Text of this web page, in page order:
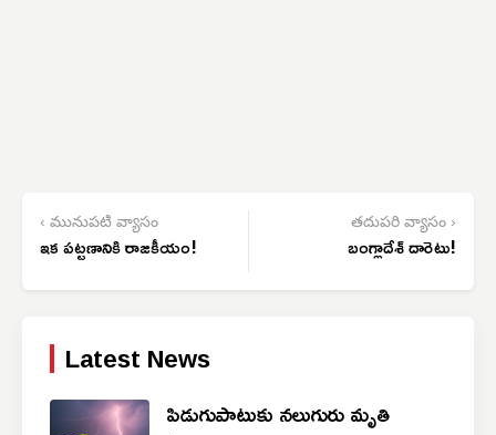
‹ మునుపటి వ్యాసం
ఇక పట్టణానికి రాజకీయం!
తదుపరి వ్యాసం ›
బంగ్లాదేశ్ దారెటు!
Latest News
పిడుగుపాటుకు నలుగురు మృతి